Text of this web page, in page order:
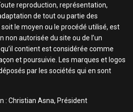
reproduction, représentation,
de tout ou partie des
le moyen ou le procédé utilisé, est
autorisée du site ou de l’un
contient est considérée comme
et poursuivie. Les marques et logos
par les sociétés qui en sont
: Christian Asna, Président